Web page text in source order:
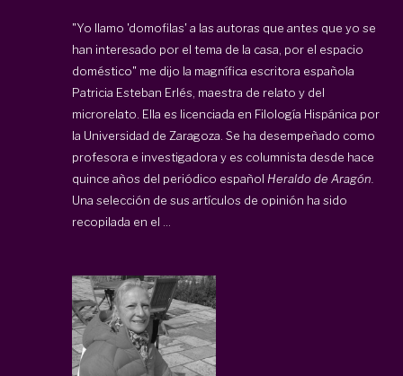
"Yo llamo 'domofilas' a las autoras que antes que yo se
han interesado por el tema de la casa, por el espacio
doméstico" me dijo la magnífica escritora española
Patricia Esteban Erlés, maestra de relato y del
microrelato. Ella es licenciada en Filología Hispánica por
la Universidad de Zaragoza. Se ha desempeñado como
profesora e investigadora y es columnista desde hace
quince años del periódico español Heraldo de Aragón.
Una selección de sus artículos de opinión ha sido
recopilada en el ...